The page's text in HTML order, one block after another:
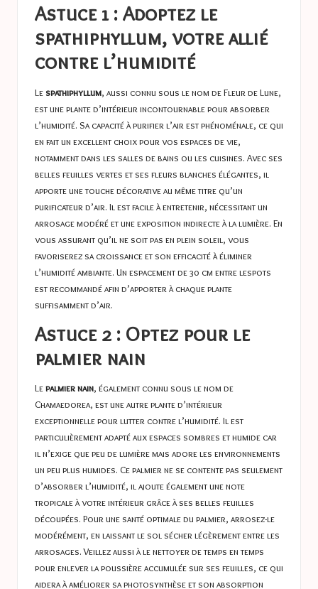
Astuce 1 : Adoptez le
spathiphyllum, votre allié
contre l’humidité
Le spathiphyllum, aussi connu sous le nom de Fleur de Lune,
est une plante d’intérieur incontournable pour absorber
l’humidité. Sa capacité à purifier l’air est phénoménale, ce qui
en fait un excellent choix pour vos espaces de vie,
notamment dans les salles de bains ou les cuisines. Avec ses
belles feuilles vertes et ses fleurs blanches élégantes, il
apporte une touche décorative au même titre qu’un
purificateur d’air. Il est facile à entretenir, nécessitant un
arrosage modéré et une exposition indirecte à la lumière. En
vous assurant qu’il ne soit pas en plein soleil, vous
favoriserez sa croissance et son efficacité à éliminer
l’humidité ambiante. Un espacement de 30 cm entre lespots
est recommandé afin d’apporter à chaque plante
suffisamment d’air.
Astuce 2 : Optez pour le
palmier nain
Lepalmier nain, également connu sous le nom de
Chamaedorea, est une autre plante d’intérieur
exceptionnelle pour lutter contre l’humidité. Il est
particulièrement adapté aux espaces sombres et humide car
il n’exige que peu de lumière mais adore les environnements
un peu plus humides. Ce palmier ne se contente pas seulement
d’absorber l’humidité, il ajoute également une note
tropicale à votre intérieur grâce à ses belles feuilles
découpées. Pour une santé optimale du palmier, arrosez-le
modérément, en laissant le sol sécher légèrement entre les
arrosages. Veillez aussi à le nettoyer de temps en temps
pour enlever la poussière accumulée sur ses feuilles, ce qui
aidera à améliorer sa photosynthèse et son absorption